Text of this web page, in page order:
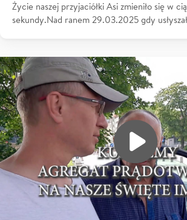
Życie naszej przyjaciółki Asi zmieniło się w
sekundy.Nad ranem 29.03.2025 gdy